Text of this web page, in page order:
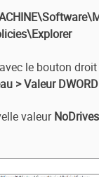
le bouton
> Valeur
valeurNoDrives